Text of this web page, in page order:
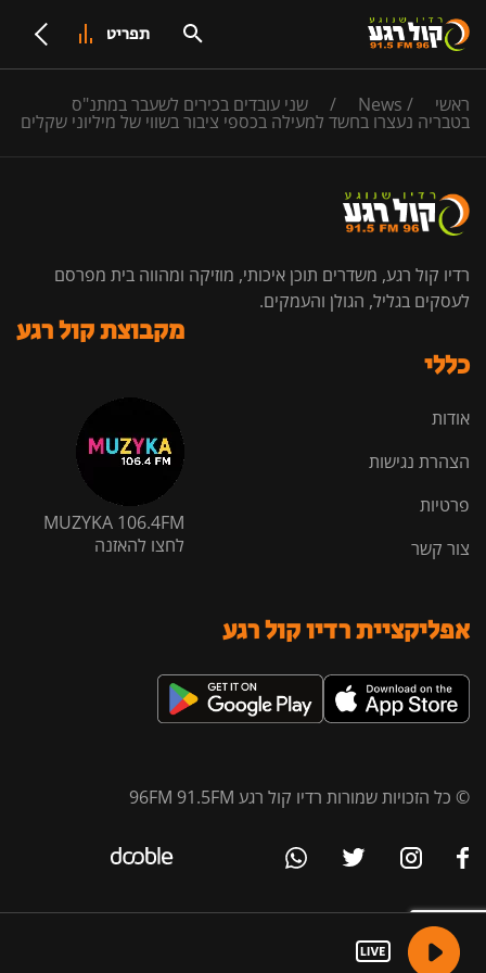
תפריט
ראשי /
News
/ שני עובדים בכירים לשעבר במתנ"ס
בטבריה נעצרו בחשד למעילה בכספי ציבור בשווי של מיליוני שקלים
רדיו קול רגע, משדרים תוכן איכותי, מוזיקה ומהווה בית מפרסם
לעסקים בגליל, הגולן והעמקים.
כללי
אודות
הצהרת נגישות
פרטיות
צור קשר
מקבוצת קול רגע
MUZYKA 106.4FM
לחצו להאזנה
אפליקציית רדיו קול רגע
© כל הזכויות שמורות רדיו קול רגע 96FM 91.5FM